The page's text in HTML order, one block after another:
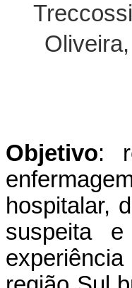
Objetivo:
hospitalar,
suspeita